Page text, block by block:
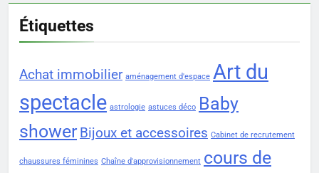
Étiquettes
Achat immobilier aménagement d'espace Art du
spectacle astrologie astuces déco Baby
shower Bijoux et accessoires Cabinet de recrutement
chaussures féminines Chaîne d'approvisionnement cours de